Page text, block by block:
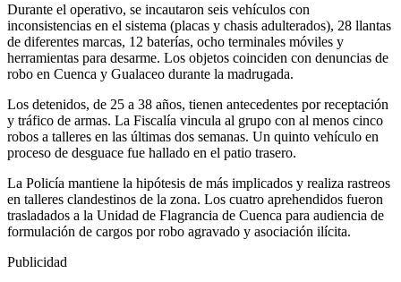
Durante el operativo, se incautaron seis vehículos con
inconsistencias en el sistema (placas y chasis adulterados), 28 llantas
de diferentes marcas, 12 baterías, ocho terminales móviles y
herramientas para desarme. Los objetos coinciden con denuncias de
robo en Cuenca y Gualaceo durante la madrugada.
Los detenidos, de 25 a 38 años, tienen antecedentes por receptación
y tráfico de armas. La Fiscalía vincula al grupo con al menos cinco
robos a talleres en las últimas dos semanas. Un quinto vehículo en
proceso de desguace fue hallado en el patio trasero.
La Policía mantiene la hipótesis de más implicados y realiza rastreos
en talleres clandestinos de la zona. Los cuatro aprehendidos fueron
trasladados a la Unidad de Flagrancia de Cuenca para audiencia de
formulación de cargos por robo agravado y asociación ilícita.
Publicidad